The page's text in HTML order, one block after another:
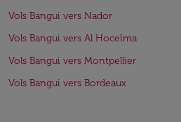
Vols Bangui vers Nador
Vols Bangui vers Al Hoceïma
Vols Bangui vers Montpellier
Vols Bangui vers Bordeaux